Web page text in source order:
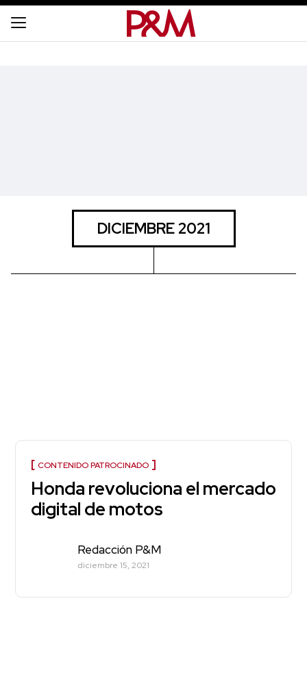
DICIEMBRE 2021
CONTENIDO PATROCINADO
Honda revoluciona el mercado
digital de motos
Redacción P&M
diciembre 15, 2021